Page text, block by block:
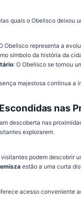
quais o Obelisco deixou
Obelisco representa a
símbolo da história da
: O Obelisco se tornou
majestosa continua a
nas
descoberta nas
explorarem.
podem descobrir
estão a uma curta
acesso conveniente